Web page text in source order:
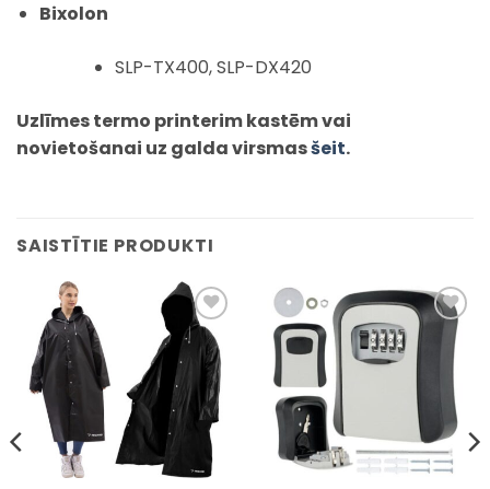
Bixolon
SLP-TX400, SLP-DX420
Uzlīmes termo printerim kastēm vai
novietošanai uz galda virsmasšeit.
SAISTĪTIE PRODUKTI
Pievienot
sarakstam
Pievienot
sarakstam